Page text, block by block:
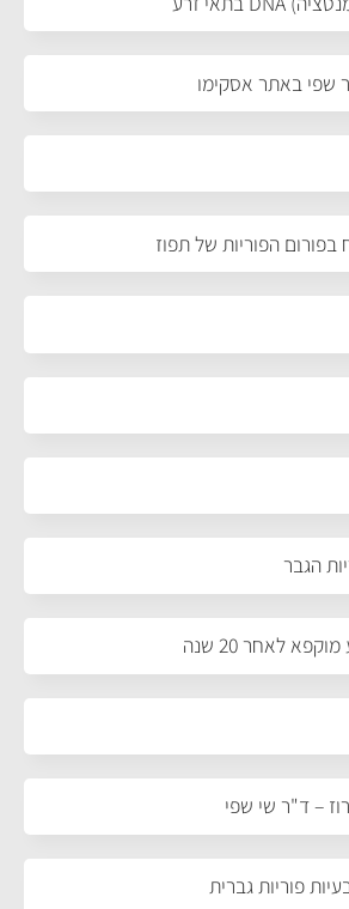
שפי באתר אסקימו
הפוריות של תפוז
הגבר
לאחר 20 שנה
– ד"ר שי שפי